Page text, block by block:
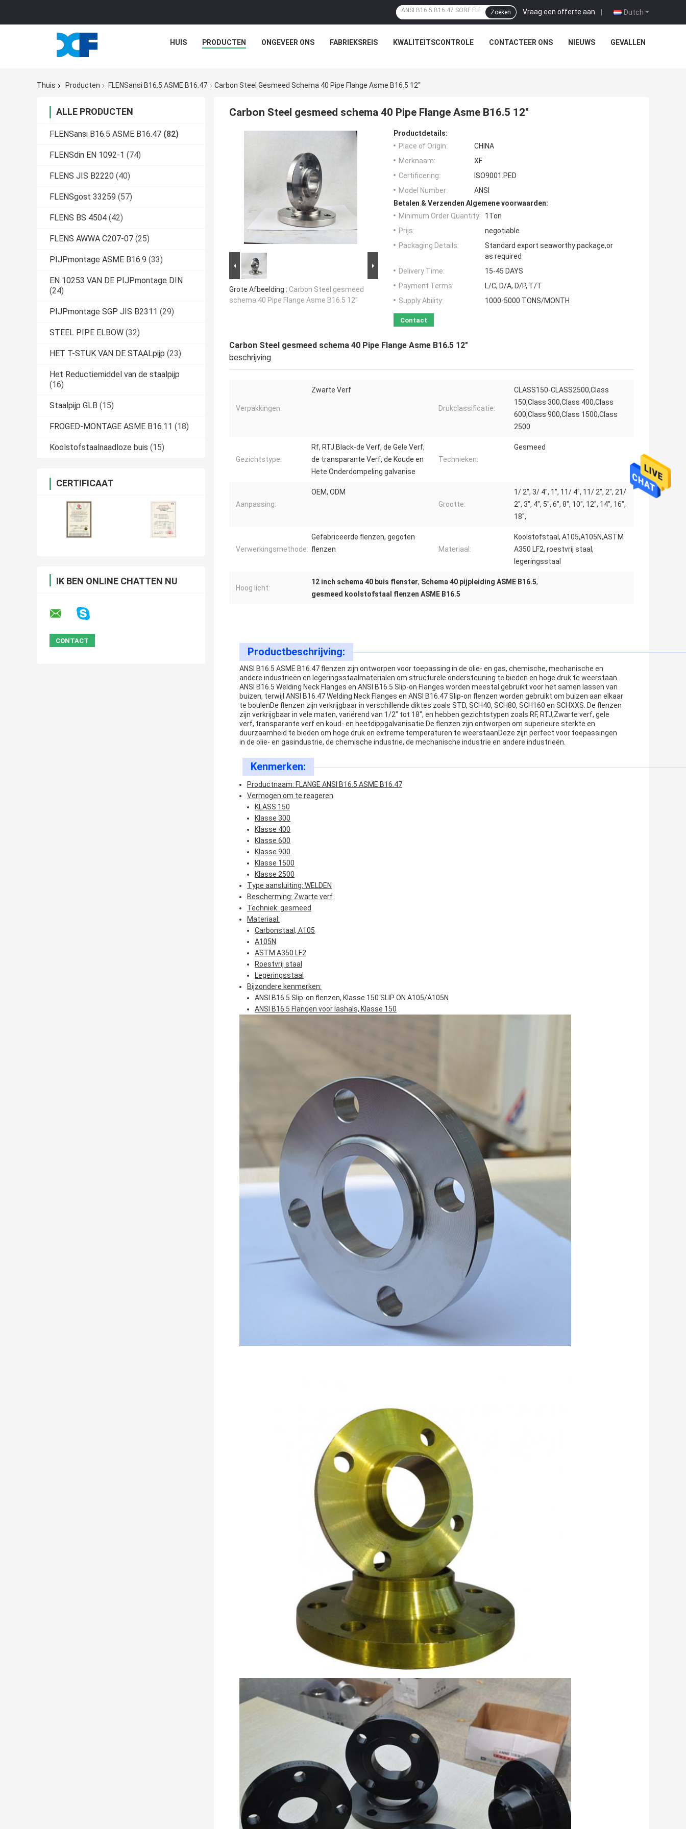
VERZENDEN
Dutch
Vraag een offerte aan |
Zoeken
HUIS PRODUCTEN ONGEVEER ONS FABRIEKSREIS KWALITEITSCONTROLE CONTACTEER ONS NIEUWS GEVALLEN
Thuis Producten FLENSansi B16.5 ASME B16.47 Carbon Steel Gesmeed Schema 40 Pipe Flange Asme B16.5 12"
ALLE PRODUCTEN
FLENSansi B16.5 ASME B16.47 (82)
FLENSdin EN 1092-1 (74)
FLENS JIS B2220 (40)
FLENSgost 33259 (57)
FLENS BS 4504 (42)
FLENS AWWA C207-07 (25)
PIJPmontage ASME B16.9 (33)
EN 10253 VAN DE PIJPmontage DIN
(24)
PIJPmontage SGP JIS B2311 (29)
STEEL PIPE ELBOW (32)
HET T-STUK VAN DE STAALpijp (23)
Het Reductiemiddel van de staalpijp
(16)
Staalpijp GLB (15)
FROGED-MONTAGE ASME B16.11 (18)
Koolstofstaalnaadloze buis (15)
CERTIFICAAT
IK BEN ONLINE CHATTEN NU
Carbon Steel gesmeed schema 40 Pipe Flange Asme B16.5 12"
Grote Afbeelding : Carbon Steel gesmeed
schema 40 Pipe Flange Asme B16.5 12"
Productdetails:
Place of Origin:
CHINA
Merknaam:
XF
Certificering:
ISO9001.PED
Model Number:
ANSI
Betalen & Verzenden Algemene voorwaarden:
Minimum Order Quantity:
1Ton
Prijs:
negotiable
Packaging Details:
Standard export seaworthy package,or
as required
Delivery Time:
15-45 DAYS
Payment Terms:
L/C, D/A, D/P, T/T
Supply Ability:
1000-5000 TONS/MONTH
Contact
Carbon Steel gesmeed schema 40 Pipe Flange Asme B16.5 12"
beschrijving
Verpakkingen:
Zwarte Verf
Drukclassificatie:
CLASS150-CLASS2500,Class
150,Class 300,Class 400,Class
600,Class 900,Class 1500,Class
2500
Gezichtstype:
Rf, RTJ.Black-de Verf, de Gele Verf,
de transparante Verf, de Koude en
Hete Onderdompeling galvanise
Technieken:
Gesmeed
Aanpassing:
OEM, ODM
Grootte:
1/ 2", 3/ 4", 1", 11/ 4", 11/ 2", 2", 21/
2", 3", 4", 5", 6", 8", 10", 12", 14", 16",
18",
Verwerkingsmethode:
Gefabriceerde flenzen, gegoten
flenzen
Materiaal:
Koolstofstaal, A105,A105N,ASTM
A350 LF2, roestvrij staal,
legeringsstaal
Hoog licht:
12 inch schema 40 buis flenster, Schema 40 pijpleiding ASME B16.5,
gesmeed koolstofstaal flenzen ASME B16.5
Productbeschrijving:
ANSI B16.5 ASME B16.47 flenzen zijn ontworpen voor toepassing in de olie- en gas, chemische, mechanische en
andere industrieën.en legeringsstaalmaterialen om structurele ondersteuning te bieden en hoge druk te weerstaan.
ANSI B16.5 Welding Neck Flanges en ANSI B16.5 Slip-on Flanges worden meestal gebruikt voor het samen lassen van
buizen, terwijl ANSI B16.47 Welding Neck Flanges en ANSI B16.47 Slip-on flenzen worden gebruikt om buizen aan elkaar
te boulenDe flenzen zijn verkrijgbaar in verschillende diktes zoals STD, SCH40, SCH80, SCH160 en SCHXXS. De flenzen
zijn verkrijgbaar in vele maten, variërend van 1/2" tot 18", en hebben gezichtstypen zoals RF, RTJ,Zwarte verf, gele
verf, transparante verf en koud- en heetdippgalvanisatie.De flenzen zijn ontworpen om superieure sterkte en
duurzaamheid te bieden om hoge druk en extreme temperaturen te weerstaanDeze zijn perfect voor toepassingen
in de olie- en gasindustrie, de chemische industrie, de mechanische industrie en andere industrieën.
Kenmerken:
Productnaam: FLANGE ANSI B16.5 ASME B16.47
Vermogen om te reageren
KLASS 150
Klasse 300
Klasse 400
Klasse 600
Klasse 900
Klasse 1500
Klasse 2500
Type aansluiting: WELDEN
Bescherming: Zwarte verf
Techniek: gesmeed
Materiaal:
Carbonstaal, A105
A105N
ASTM A350 LF2
Roestvrij staal
Legeringsstaal
Bijzondere kenmerken:
ANSI B16.5 Slip-on flenzen, Klasse 150 SLIP ON A105/A105N
ANSI B16.5 Flangen voor lashals, Klasse 150